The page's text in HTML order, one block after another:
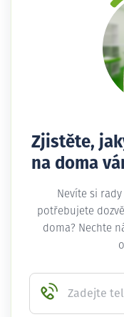
Zjistěte,
na doma
Nevíte si
potřebujete
doma? Nechte
Zadejte